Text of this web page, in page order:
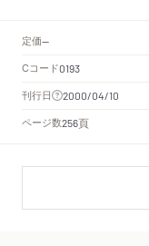
定価--
Cコード0193
刊行日 2000/04/10
ページ数256頁